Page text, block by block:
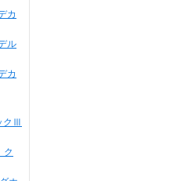
カ
ル
カ
クⅢ
ク